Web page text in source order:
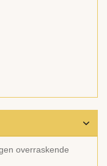
overraskende